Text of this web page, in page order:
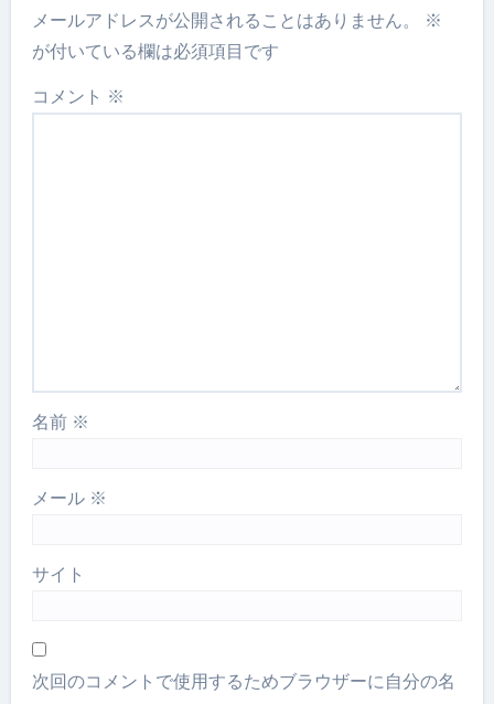
メールアドレスが公開されることはありません。
※
が付いている欄は必須項目です
コメント ※
名前 ※
メール ※
サイト
次回のコメントで使用するためブラウザーに自分の名